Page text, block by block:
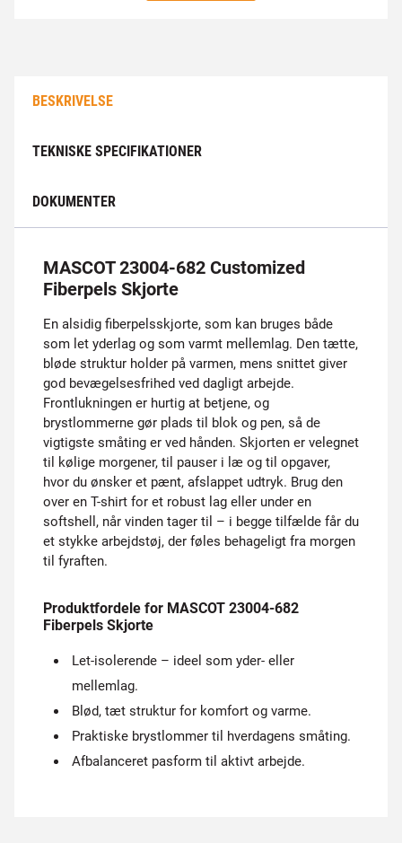
BESKRIVELSE
TEKNISKE SPECIFIKATIONER
DOKUMENTER
MASCOT 23004-682 Customized
Fiberpels Skjorte
En alsidig fiberpelsskjorte, som kan bruges både
som let yderlag og som varmt mellemlag. Den tætte,
bløde struktur holder på varmen, mens snittet giver
god bevægelsesfrihed ved dagligt arbejde.
Frontlukningen er hurtig at betjene, og
brystlommerne gør plads til blok og pen, så de
vigtigste småting er ved hånden. Skjorten er velegnet
til kølige morgener, til pauser i læ og til opgaver,
hvor du ønsker et pænt, afslappet udtryk. Brug den
over en T-shirt for et robust lag eller under en
softshell, når vinden tager til – i begge tilfælde får du
et stykke arbejdstøj, der føles behageligt fra morgen
til fyraften.
Produktfordele for MASCOT 23004-682
Fiberpels Skjorte
Let-isolerende – ideel som yder- eller
mellemlag.
Blød, tæt struktur for komfort og varme.
Praktiske brystlommer til hverdagens småting.
Afbalanceret pasform til aktivt arbejde.